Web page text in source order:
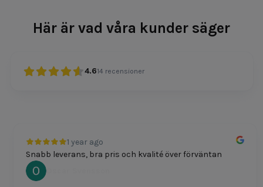
Här är vad våra kunder säger
4.614 recensioner
1 year ago
Snabb leverans, bra pris och kvalité över förväntan
Oscar Svensson